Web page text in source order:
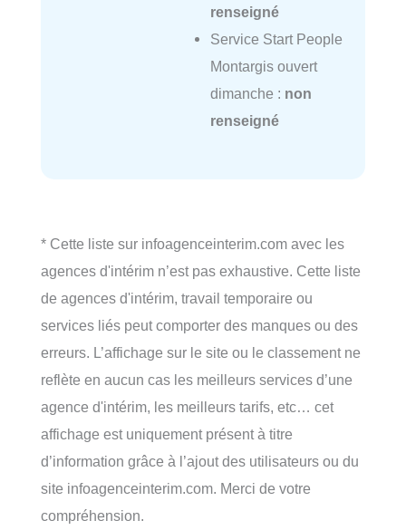
renseigné
Service Start People
Montargis ouvert
dimanche : non
renseigné
* Cette liste sur infoagenceinterim.com avec les
agences d'intérim n’est pas exhaustive. Cette liste
de agences d'intérim, travail temporaire ou
services liés peut comporter des manques ou des
erreurs. L’affichage sur le site ou le classement ne
reflète en aucun cas les meilleurs services d’une
agence d'intérim, les meilleurs tarifs, etc… cet
affichage est uniquement présent à titre
d’information grâce à l’ajout des utilisateurs ou du
site infoagenceinterim.com. Merci de votre
compréhension.